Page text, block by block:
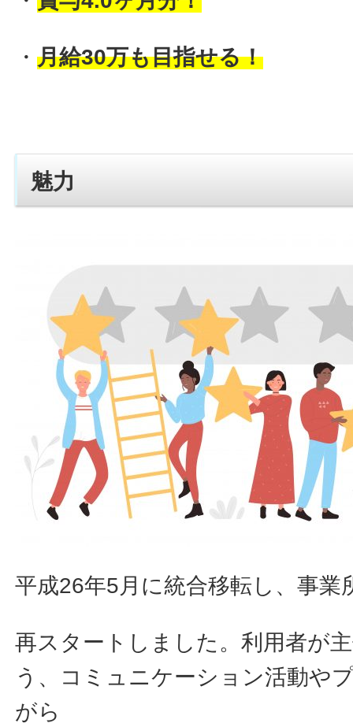
・月給30万も目指せる！
魅力
平成26年5月に統合移転し、事業
再スタートしました。利用者が
う、コミュニケーション活動や
がら